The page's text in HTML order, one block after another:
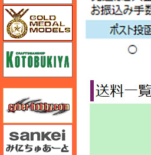
ゴールドメダルモデルズ
サイバーホビー